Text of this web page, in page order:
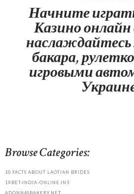
Начните
Казино онлайн
бакара,
игровыми
Browse Categories:
10 FACTS ABOUT LAOTIAN BRIDES
1XBET-INDIA-ONLINE.IN3
ADONNASBAKERY.NET